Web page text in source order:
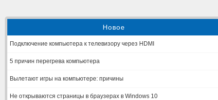
Новое
Подключение компьютера к телевизору через HDMI
5 причин перегрева компьютера
Вылетают игры на компьютере: причины
Не открываются страницы в браузерах в Windows 10